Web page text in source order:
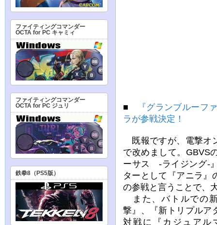
■
『グランブルーフ
ラが参戦決定！
既報ですが、電撃オ
で改めまして。GBVS
ーサス -ライジング-
ターとして『アニラ』
の参戦と言うことで、
また、バトルでの
撃』、『新トリプルア
対戦に『カジュアル
ファイティングコマンダー
OCTA for PC キャミィ
ファイティングコマンダー
OCTA for PC ジュリ
鉄拳8（PS5版）